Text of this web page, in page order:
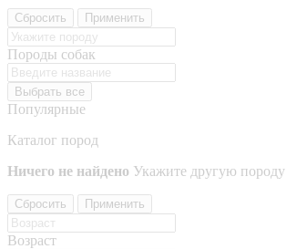
Сбросить Применить
Породы собак
Выбрать все
Популярные
Каталог пород
Ничего не найдено Укажите другую породу
Сбросить Применить
Возраст